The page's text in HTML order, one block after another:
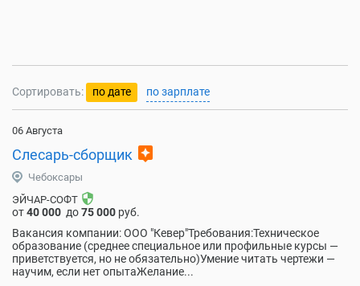
Сортировать: по дате по зарплате
06 Августа
Слесарь-сборщик assistant
Чебоксары
ЭЙЧАР-СОФТ security
от40 000 до75 000 руб.
Вакансия компании: ООО "Кевер"Требования:Техническое
образование (среднее специальное или профильные курсы —
приветствуется, но не обязательно)Умение читать чертежи —
научим, если нет опытаЖелание...